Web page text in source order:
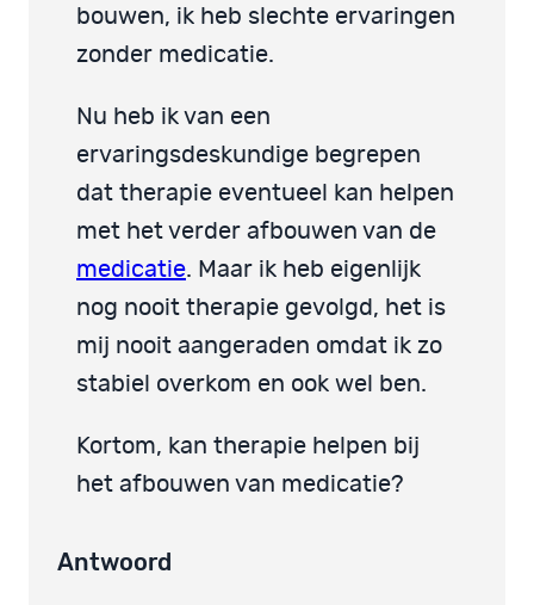
bouwen, ik heb slechte ervaringen
zonder medicatie.
Nu heb ik van een
ervaringsdeskundige begrepen
dat therapie eventueel kan helpen
met het verder afbouwen van de
medicatie. Maar ik heb eigenlijk
nog nooit therapie gevolgd, het is
mij nooit aangeraden omdat ik zo
stabiel overkom en ook wel ben.
Kortom, kan therapie helpen bij
het afbouwen van medicatie?
Antwoord